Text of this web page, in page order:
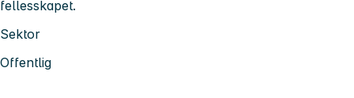
fellesskapet.
Sektor
Offentlig